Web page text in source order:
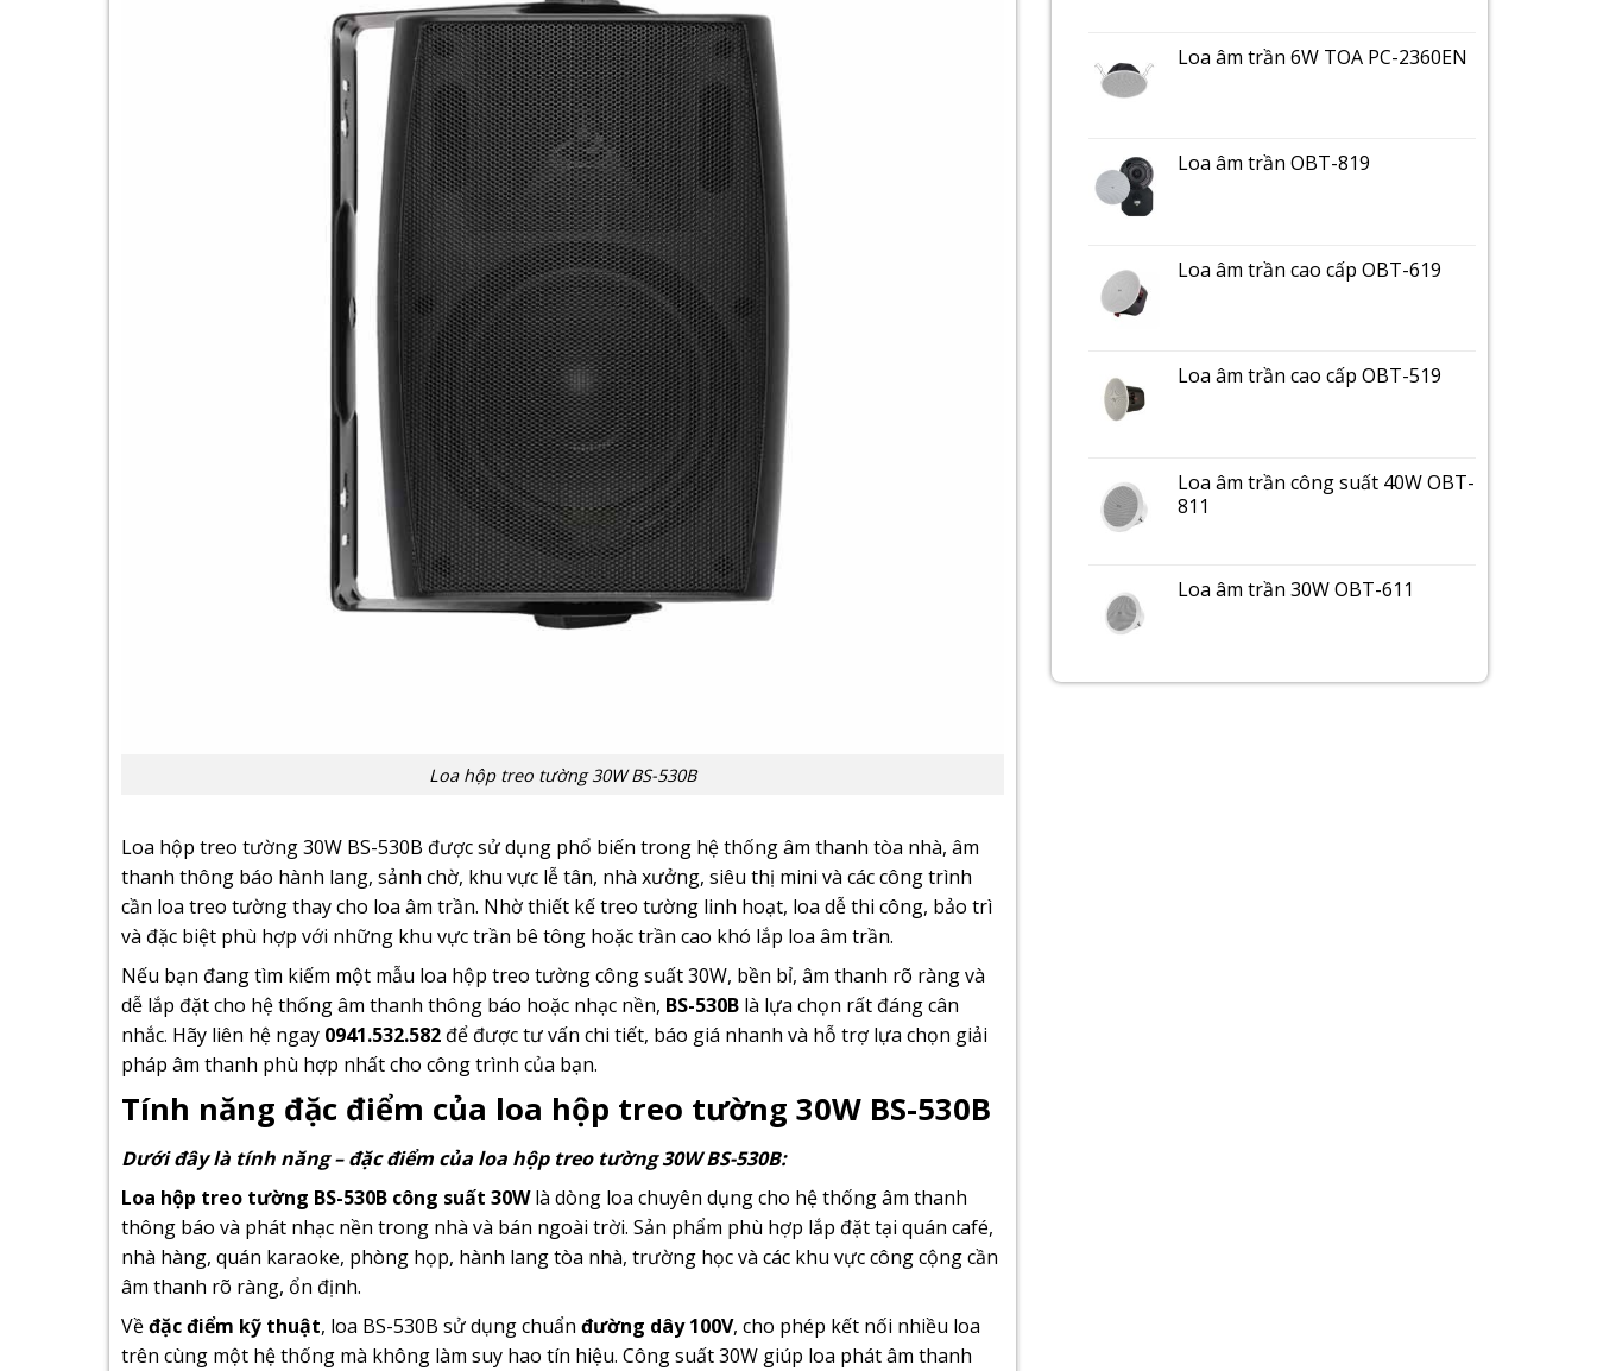
Loa hộp treo tường 30W BS-530B
Loa hộp treo tường 30W BS-530B được sử dụng phổ biến trong hệ thống âm thanh tòa nhà, âm
thanh thông báo hành lang, sảnh chờ, khu vực lễ tân, nhà xưởng, siêu thị mini và các công trình
cần loa treo tường thay cho loa âm trần. Nhờ thiết kế treo tường linh hoạt, loa dễ thi công, bảo trì
và đặc biệt phù hợp với những khu vực trần bê tông hoặc trần cao khó lắp loa âm trần.
Nếu bạn đang tìm kiếm một mẫu loa hộp treo tường công suất 30W, bền bỉ, âm thanh rõ ràng và
dễ lắp đặt cho hệ thống âm thanh thông báo hoặc nhạc nền, BS-530B là lựa chọn rất đáng cân
nhắc. Hãy liên hệ ngay 0941.532.582 để được tư vấn chi tiết, báo giá nhanh và hỗ trợ lựa chọn giải
pháp âm thanh phù hợp nhất cho công trình của bạn.
Tính năng đặc điểm của loa hộp treo tường 30W BS-530B
Dưới đây là tính năng – đặc điểm của loa hộp treo tường 30W BS-530B:
Loa hộp treo tường BS-530B công suất 30Wlà dòng loa chuyên dụng cho hệ thống âm thanh
thông báo và phát nhạc nền trong nhà và bán ngoài trời. Sản phẩm phù hợp lắp đặt tại quán café,
nhà hàng, quán karaoke, phòng họp, hành lang tòa nhà, trường học và các khu vực công cộng cần
âm thanh rõ ràng, ổn định.
Vềđặc điểm kỹ thuật, loa BS-530B sử dụng chuẩn đường dây 100V, cho phép kết nối nhiều loa
trên cùng một hệ thống mà không làm suy hao tín hiệu. Công suất 30W giúp loa phát âm thanh
Loa âm trần 6W TOA PC-2360EN
Loa âm trần OBT-819
Loa âm trần cao cấp OBT-619
Loa âm trần cao cấp OBT-519
Loa âm trần công suất 40W OBT-
811
Loa âm trần 30W OBT-611